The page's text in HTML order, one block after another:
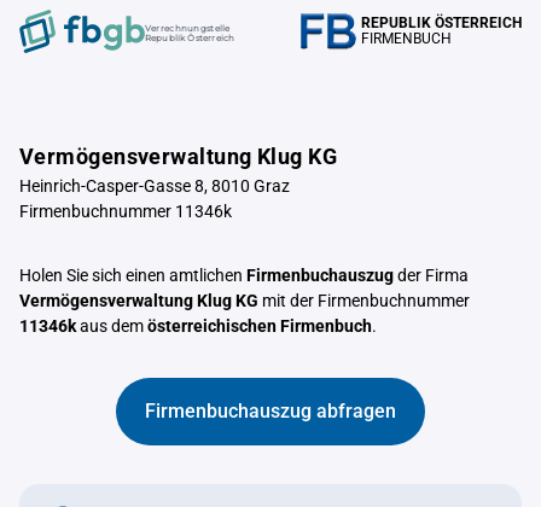
Verrechnungstelle
Republik Österreich
REPUBLIK ÖSTERREICH
FIRMENBUCH
Vermögensverwaltung Klug KG
Heinrich-Casper-Gasse 8, 8010 Graz
Firmenbuchnummer 11346k
Holen Sie sich einen amtlichen Firmenbuchauszugder Firma
Vermögensverwaltung Klug KG mit der Firmenbuchnummer
11346kaus demösterreichischen Firmenbuch.
Firmenbuchauszug abfragen